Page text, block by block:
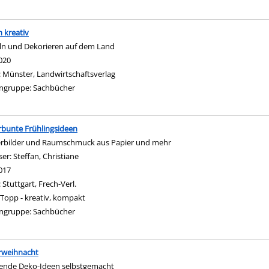
kreativ
und Dekorieren auf dem Land
diesem Verfasser
Münster, Landwirtschaftsverlag
Sachbücher
Frühlingsideen
und Raumschmuck aus Papier und mehr
Steffan, Christiane
Stuttgart, Frech-Verl.
Topp - kreativ, kompakt
Sachbücher
Deko-Ideen selbstgemacht